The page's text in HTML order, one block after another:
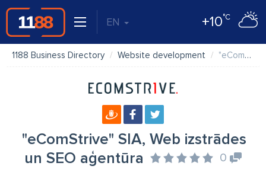
EN +10°C
1188 Business Directory Website development "eComStrive" SIA, Web izstrādes un SEO aģentūra
"eComStrive" SIA, Web izstrādes
un SEO aģentūra
0